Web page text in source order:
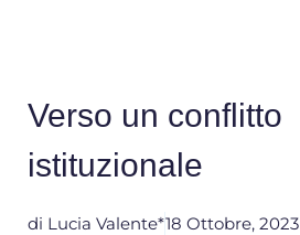
Verso un conflitto
istituzionale
di Lucia Valente*18 Ottobre, 2023